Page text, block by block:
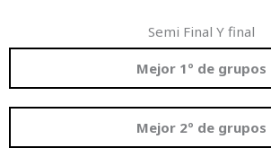
Semi Final Y final
Mejor 1º de grupos
Mejor 2º de grupos